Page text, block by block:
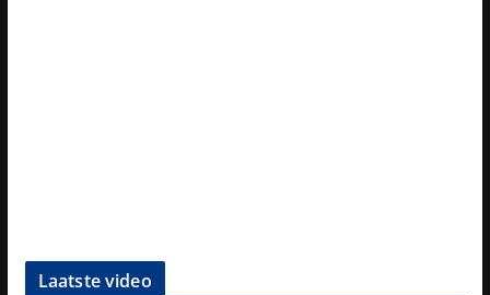
Laatste video